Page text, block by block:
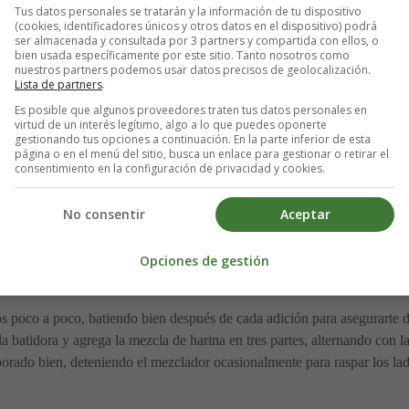
asegurar que tu pastel se hornee de manera uniforme.
encerado, tamiza la harina, la levadura y la sal. Este paso es
la leche y el extracto de vainilla. Reserva esta mezcla para más
eléctrica equipada con el batidor plano, bate la mantequilla a
batiendo hasta que la mezcla esté suave y esponjosa, lo cual
poco a poco, batiendo bien después de cada adición para asegurarte
batidora y agrega la mezcla de harina en tres partes, alternando con
bien, deteniendo el mezclador ocasionalmente para raspar los
Tus datos personales se tratarán y la información de tu dispositivo
(cookies, identificadores únicos y otros datos en el dispositivo) podrá
ser almacenada y consultada por 3 partners y compartida con ellos, o
bien usada específicamente por este sitio. Tanto nosotros como
nuestros partners podemos usar datos precisos de geolocalización.
Lista de partners.
Es posible que algunos proveedores traten tus datos personales en
virtud de un interés legítimo, algo a lo que puedes oponerte
gestionando tus opciones a continuación. En la parte inferior de esta
página o en el menú del sitio, busca un enlace para gestionar o retirar el
consentimiento en la configuración de privacidad y cookies.
Aceptar
No consentir
Opciones de gestión